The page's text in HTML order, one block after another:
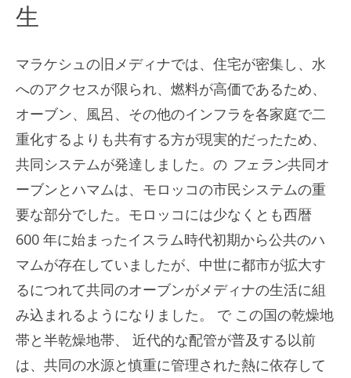
生
マラケシュの旧メディナでは、住宅が密集し、水
へのアクセスが限られ、燃料が高価であるため、
オーブン、風呂、その他のインフラを各家庭で二
重化するよりも共有する方が現実的だったため、
共同システムが発達しました。の フェラン共同オ
ーブンとハマムは、モロッコの市民システムの重
要な部分でした。モロッコには少なくとも西暦
600 年に始まったイスラム時代初期から公共のハ
マムが存在していましたが、中世に都市が拡大す
るにつれて共同のオーブンがメディナの生活に組
み込まれるようになりました。
で この国の乾燥地
帯と半乾燥地帯、
近代的な配管が普及する以前
は、共同の水源と慎重に管理された熱に依存して